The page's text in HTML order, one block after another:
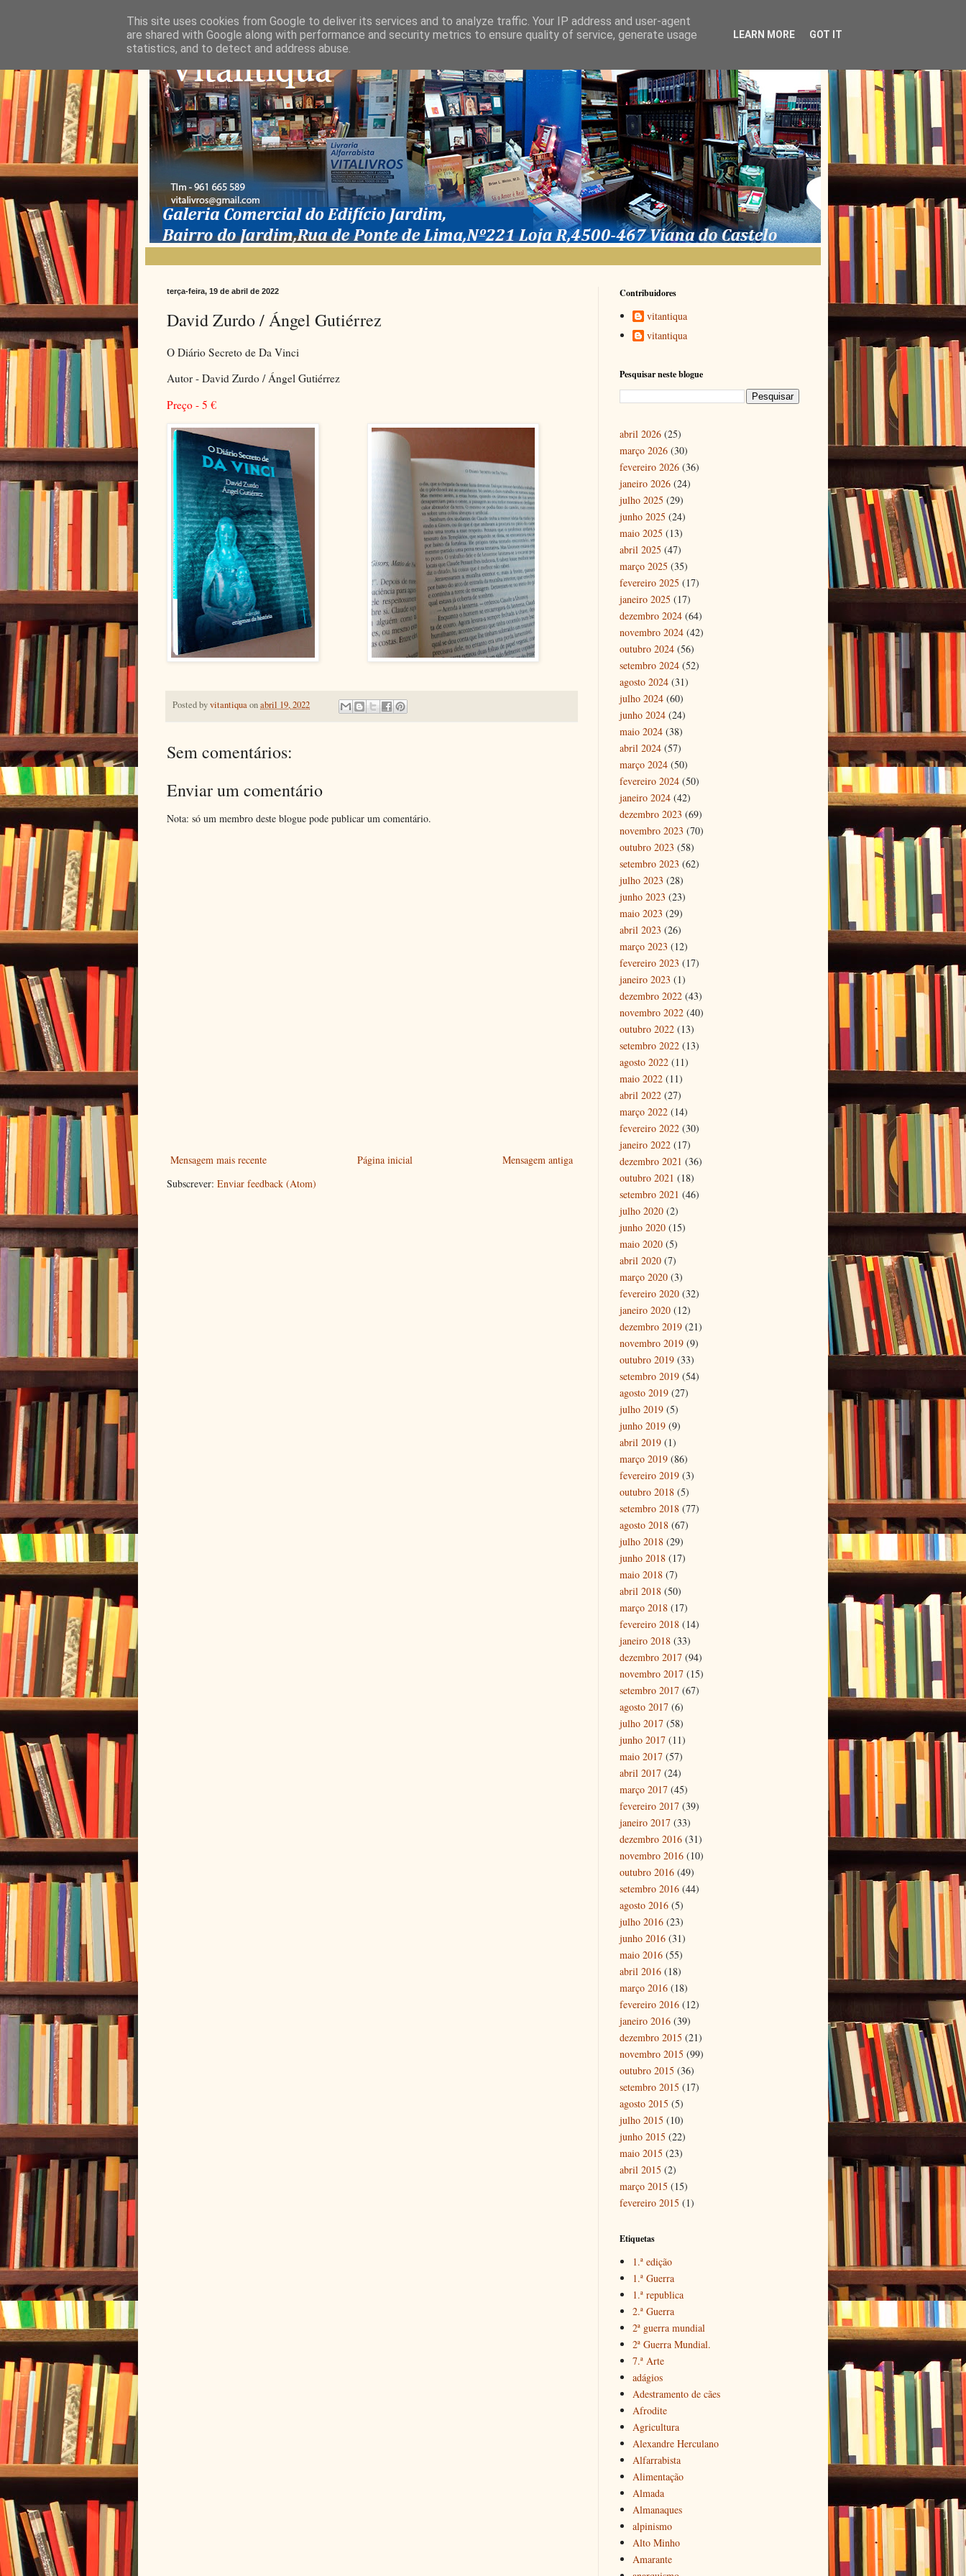
terça-feira, 19 de abril de 2022
David Zurdo / Ángel Gutiérrez
O Diário Secreto de Da Vinci
Autor - David Zurdo / Ángel Gutiérrez
Preço - 5 €
Posted byvitantiquaonabril 19, 2022
Sem comentários:
Enviar um comentário
Nota: só um membro deste blogue pode publicar um comentário.
Mensagem mais recente Mensagem antiga
Página inicial
Subscrever: Enviar feedback (Atom)
Contribuidores
vitantiqua
vitantiqua
Pesquisar neste blogue
abril 2026 (25)
março 2026 (30)
fevereiro 2026 (36)
janeiro 2026 (24)
julho 2025 (29)
junho 2025 (24)
maio 2025 (13)
abril 2025 (47)
março 2025 (35)
fevereiro 2025 (17)
janeiro 2025 (17)
dezembro 2024 (64)
novembro 2024 (42)
outubro 2024 (56)
setembro 2024 (52)
agosto 2024 (31)
julho 2024 (60)
junho 2024 (24)
maio 2024 (38)
abril 2024 (57)
março 2024 (50)
fevereiro 2024 (50)
janeiro 2024 (42)
dezembro 2023 (69)
novembro 2023 (70)
outubro 2023 (58)
setembro 2023 (62)
julho 2023 (28)
junho 2023 (23)
maio 2023 (29)
abril 2023 (26)
março 2023 (12)
fevereiro 2023 (17)
janeiro 2023 (1)
dezembro 2022 (43)
novembro 2022 (40)
outubro 2022 (13)
setembro 2022 (13)
agosto 2022 (11)
maio 2022 (11)
abril 2022 (27)
março 2022 (14)
fevereiro 2022 (30)
janeiro 2022 (17)
dezembro 2021 (36)
outubro 2021 (18)
setembro 2021 (46)
julho 2020 (2)
junho 2020 (15)
maio 2020 (5)
abril 2020 (7)
março 2020 (3)
fevereiro 2020 (32)
janeiro 2020 (12)
dezembro 2019 (21)
novembro 2019 (9)
outubro 2019 (33)
setembro 2019 (54)
agosto 2019 (27)
julho 2019 (5)
junho 2019 (9)
abril 2019 (1)
março 2019 (86)
fevereiro 2019 (3)
outubro 2018 (5)
setembro 2018 (77)
agosto 2018 (67)
julho 2018 (29)
junho 2018 (17)
maio 2018 (7)
abril 2018 (50)
março 2018 (17)
fevereiro 2018 (14)
janeiro 2018 (33)
dezembro 2017 (94)
novembro 2017 (15)
setembro 2017 (67)
agosto 2017 (6)
julho 2017 (58)
junho 2017 (11)
maio 2017 (57)
abril 2017 (24)
março 2017 (45)
fevereiro 2017 (39)
janeiro 2017 (33)
dezembro 2016 (31)
novembro 2016 (10)
outubro 2016 (49)
setembro 2016 (44)
agosto 2016 (5)
julho 2016 (23)
junho 2016 (31)
maio 2016 (55)
abril 2016 (18)
março 2016 (18)
fevereiro 2016 (12)
janeiro 2016 (39)
dezembro 2015 (21)
novembro 2015 (99)
outubro 2015 (36)
setembro 2015 (17)
agosto 2015 (5)
julho 2015 (10)
junho 2015 (22)
maio 2015 (23)
abril 2015 (2)
março 2015 (15)
fevereiro 2015 (1)
Etiquetas
1.ª edição
1.ª Guerra
1.ª republica
2.ª Guerra
2ª guerra mundial
2ª Guerra Mundial.
7.ª Arte
adágios
Adestramento de cães
Afrodite
Agricultura
Alexandre Herculano
Alfarrabista
Alimentação
Almada
Almanaques
alpinismo
Alto Minho
Amarante
This site uses cookies from Google to deliver its services and to analyze traffic. Your IP address and user-agent
are shared with Google along with performance and security metrics to ensure quality of service, generate usage
statistics, and to detect and address abuse.
LEARN MORE GOT IT